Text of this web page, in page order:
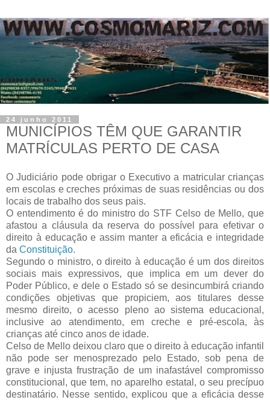
24 junho 2011
MUNICÍPIOS TÊM QUE GARANTIR
MATRÍCULAS PERTO DE CASA
O Judiciário pode obrigar o Executivo a matricular crianças
em escolas e creches próximas de suas residências ou dos
locais de trabalho dos seus pais.
O entendimento é do ministro do STF Celso de Mello, que
afastou a cláusula da reserva do possível para efetivar o
direito à educação e assim manter a eficácia e integridade
da Constituição.
Segundo o ministro, o direito à educação é um dos direitos
sociais mais expressivos, que implica em um dever do
Poder Público, e dele o Estado só se desincumbirá criando
condições objetivas que propiciem, aos titulares desse
mesmo direito, o acesso pleno ao sistema educacional,
inclusive ao atendimento, em creche e pré-escola, às
crianças até cinco anos de idade.
Celso de Mello deixou claro que o direito à educação infantil
não pode ser menosprezado pelo Estado, sob pena de
grave e injusta frustração de um inafastável compromisso
constitucional, que tem, no aparelho estatal, o seu precípuo
destinatário. Nesse sentido, explicou que a eficácia desse